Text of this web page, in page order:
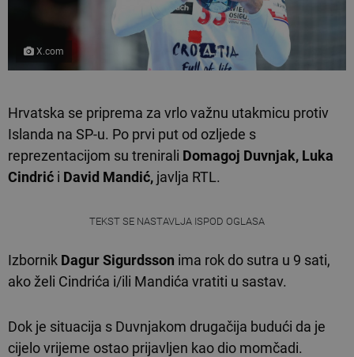
X.com
Hrvatska se priprema za vrlo važnu utakmicu protiv
Islanda na SP-u. Po prvi put od ozljede s
reprezentacijom su trenirali Domagoj Duvnjak, Luka
Cindrić i David Mandić, javlja RTL.
TEKST SE NASTAVLJA ISPOD OGLASA
Izbornik Dagur Sigurdsson ima rok do sutra u 9 sati,
ako želi Cindrića i/ili Mandića vratiti u sastav.
Dok je situacija s Duvnjakom drugačija budući da je
cijelo vrijeme ostao prijavljen kao dio momčadi.